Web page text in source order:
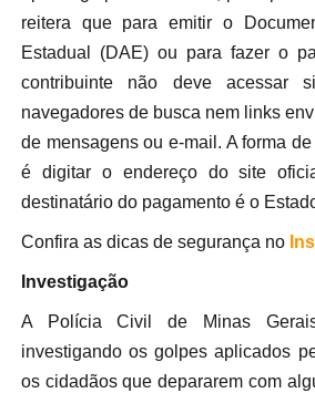
reitera que para emitir o
Estadual (DAE) ou para fazer o
contribuinte não deve acessar
navegadores de busca nem links
de mensagens ou e-mail. A forma
é digitar o endereço do site
destinatário do pagamento é o
Confira as dicas de segurança no
Investigação
A Polícia Civil de Minas
investigando os golpes aplicados
os cidadãos que depararem com